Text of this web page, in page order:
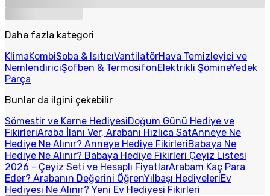
Daha fazla kategori
KlimaKombiSoba & IsıtıcıVantilatörHava Temizleyici ve
NemlendiriciŞofben & TermosifonElektrikli ŞömineYedek
Parça
Bunlar da ilgini çekebilir
Sömestir ve Karne HediyesiDoğum Günü Hediye ve
FikirleriAraba İlanı Ver, Arabanı Hızlıca SatAnneye Ne
Hediye Ne Alınır? Anneye Hediye FikirleriBabaya Ne
Hediye Ne Alınır? Babaya Hediye Fikirleri Çeyiz Listesi
2026 - Çeyiz Seti ve Hesaplı FiyatlarArabam Kaç Para
Eder? Arabanın Değerini ÖğrenYılbaşı HediyeleriEv
Hediyesi Ne Alınır? Yeni Ev Hediyesi Fikirleri